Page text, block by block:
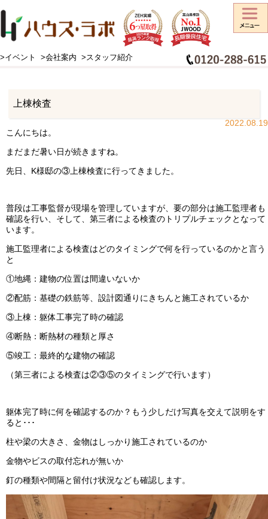
>イベント >会社案内 >スタッフ紹介
HOME > スタッフブログ > 上棟検査
上棟検査
2022.08.19
こんにちは。
まだまだ暑い日が続きますね。
先日、K様邸の③上棟検査に行ってきました。
普段は工事監督が現場を管理していますが、要の部分は施工監理者も
確認を行い、そして、第三者による検査のトリプルチェックとなって
います。
施工監理者による検査はどのタイミングで何を行っているのかと言う
と
①地縄：建物の位置は間違いないか
②配筋：基礎の鉄筋等、設計図通りにきちんと施工されているか
③上棟：躯体工事完了時の確認
④断熱：断熱材の種類と厚さ
⑤竣工：最終的な建物の確認
（第三者による検査は②③⑤のタイミングで行います）
躯体完了時に何を確認するのか？もう少しだけ写真を交えて説明をす
ると･･･
柱や梁の大きさ、金物はしっかり施工されているのか
金物やビスの取付忘れが無いか
釘の種類や間隔と留付け状況なども確認します。